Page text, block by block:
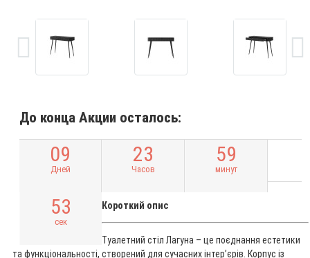
До конца Акции осталось:
09
Дней
23
Часов
59
минут
52
сек
Короткий опис
Туалетний стіл Лагуна – це поєднання естетики
та функціональності, створений для сучасних інтер’єрів. Корпус із